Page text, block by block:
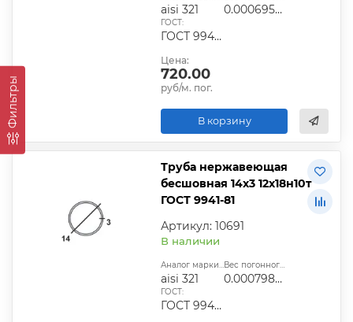
Фильтры
aisi 321 0.0006954625
ГОСТ:
ГОСТ 9940-81, ГОСТ 9941-81, ГОСТ 24030-80, ГОСТ 10498-82
Цена:
720.00
руб/м. пог.
В корзину
Труба нержавеющая
бесшовная 14х3 12х18н10т
ГОСТ 9941-81
Артикул: 10691
В наличии
Аналог марки стали:
aisi 321
Вес погонного метра, т.:
0.00079827
ГОСТ:
ГОСТ 9940-81, ГОСТ 9941-81, ГОСТ 24030-80, ГОСТ 10498-82